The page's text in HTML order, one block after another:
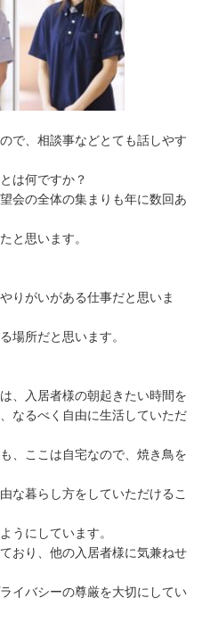
で、相談事などとても話しやす
は何ですか？
会の全体の集まりも年に数回あ
と思います。
りがいがある仕事だと思いま
場所だと思います。
、入居者様の朝起きたい時間を
なるべく自由に生活していただ
、ここは自宅なので、焼き鳥を
な暮らし方をしていただけるこ
うにしています。
おり、他の入居者様に気兼ねせ
イバシーの尊厳を大切にしてい